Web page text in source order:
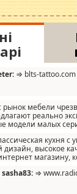
⇒ blts-tattoo.com
рынок мебели
реально
модели малых
в MebelOk,
без
фактор.
кухня с
дизайн, высокое
магазину,
⇒